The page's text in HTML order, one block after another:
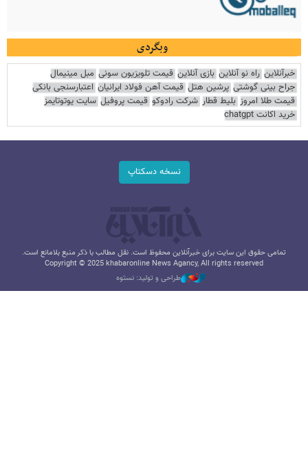
وبگردی
خبرآنلاین راه نو آنلاین بازی آنلاین قیمت تلویزیون سونی مبل مینیمال
جراح بینی گوشتی پرشین هتل قیمت آهن فولاد ایرانیان اعتبارسنجی بانکی
قیمت طلا امروز بلیط قطار شرکت رادوکو قیمت پروفیل سایت یوتوتایمز
خرید اکانت chatgpt
نسخه دسکتاپ
تمامی حقوق این سایت برای خبرآنلاین محفوظ است. نقل مطالب با ذکر منبع بلامانع است.
Copyright © 2025 khabaronline News Agancy, All rights reserved
طراحی و تولید: نستوه